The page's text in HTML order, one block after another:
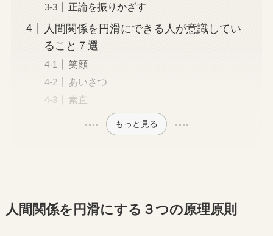
正論を振りかざす
人間関係を円滑にできる人が意識してい
ること７選
笑顔
あいさつ
素直
もっと見る
人間関係を円滑にする３つの原理原則